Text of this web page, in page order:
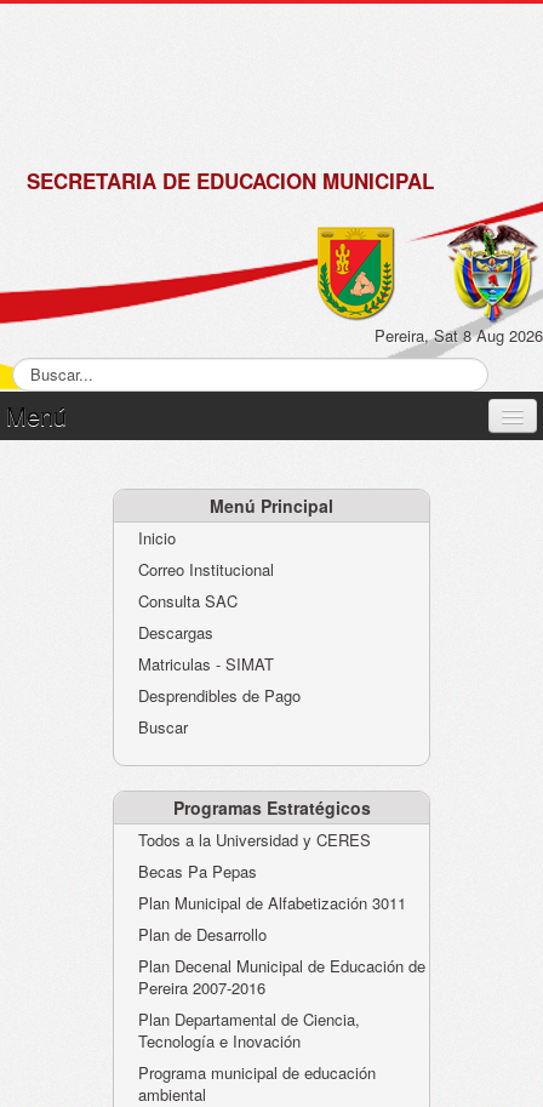
SECRETARIA DE EDUCACION MUNICIPAL
Pereira, Sat 8 Aug 2026
Menú
Atención al Ciudadano
Instituciones Educativas
Despacho Secretaría
Evaluación desempeño
Humano-Cesantías
Menú Principal
Inicio
Correo Institucional
Consulta SAC
Descargas
Matriculas - SIMAT
Desprendibles de Pago
Buscar
Programas Estratégicos
Todos a la Universidad y CERES
Becas Pa Pepas
Plan Municipal de Alfabetización 3011
Plan de Desarrollo
Plan Decenal Municipal de Educación de
Pereira 2007-2016
Plan Departamental de Ciencia,
Tecnología e Inovación
Programa municipal de educación
ambiental
de